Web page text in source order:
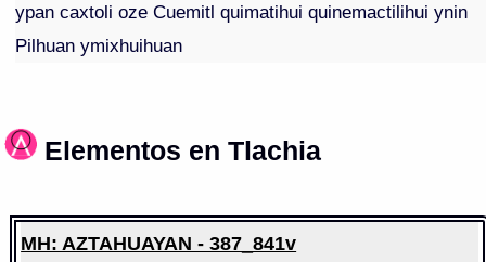
ypan caxtoli oze Cuemitl quimatihui quinemactilihui ynin
Pilhuan ymixhuihuan
Elementos en Tlachia
MH: AZTAHUAYAN - 387_841v